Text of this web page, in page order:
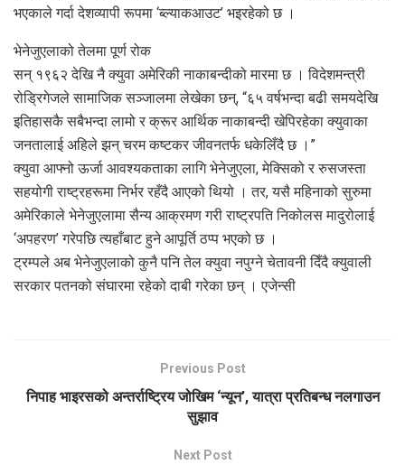
भएकाले गर्दा देशव्यापी रूपमा ‘ब्ल्याकआउट’ भइरहेको छ ।
भेनेजुएलाको तेलमा पूर्ण रोक
सन् १९६२ देखि नै क्युवा अमेरिकी नाकाबन्दीको मारमा छ । विदेशमन्त्री
रोड्रिगेजले सामाजिक सञ्जालमा लेखेका छन्, “६५ वर्षभन्दा बढी समयदेखि
इतिहासकै सबैभन्दा लामो र क्रूर आर्थिक नाकाबन्दी खेपिरहेका क्युवाका
जनतालाई अहिले झन् चरम कष्टकर जीवनतर्फ धकेलिँदै छ ।”
क्युवा आफ्नो ऊर्जा आवश्यकताका लागि भेनेजुएला, मेक्सिको र रुसजस्ता
सहयोगी राष्ट्रहरूमा निर्भर रहँदै आएको थियो । तर, यसै महिनाको सुरुमा
अमेरिकाले भेनेजुएलामा सैन्य आक्रमण गरी राष्ट्रपति निकोलस मादुरोलाई
‘अपहरण’ गरेपछि त्यहाँबाट हुने आपूर्ति ठप्प भएको छ ।
ट्रम्पले अब भेनेजुएलाको कुनै पनि तेल क्युवा नपुग्ने चेतावनी दिँदै क्युवाली
सरकार पतनको संघारमा रहेको दाबी गरेका छन् । एजेन्सी
Previous Post
निपाह भाइरसको अन्तर्राष्ट्रिय जोखिम ‘न्यून’, यात्रा प्रतिबन्ध नलगाउन
सुझाव
Next Post